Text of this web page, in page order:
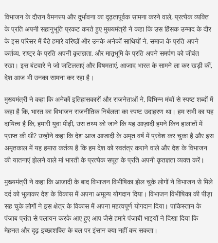
विभाजन के दौरान वैमनस्य और दुर्भावना का दृढ़तापूर्वक सामना करने वाले, प्रत्येक व्यक्ति
के प्रति अपनी सहानुभूति प्रकट करते हुए मुख्यमंत्री ने कहा कि उस हिंसक उन्माद के दौर
के इस परिसर में बैठे हमारे वरिष्ठों और उनके अनेकों साथियों ने, समाज के प्रति अपने
कर्तव्य, राष्ट्र के प्रति अपनी कृतज्ञता, और मातृभूमि के प्रति अपने समर्पण को जीवंत
रखा। इस बंटवारे ने जो जटिलताएं और विषमताएं, आजाद भारत के सामने ला कर खड़ी कीं,
देश आज भी उनका सामना कर रहा है।
मुख्यमंत्री ने कहा कि अनेकों इतिहासकारों और राजनेताओं ने, विभिन्न मंचों से स्पष्ट शब्दों में
कहा है कि, भारत का विभाजन राजनीतिक निर्बलता का स्पष्ट उदाहरण था। हम सभी का यह
दायित्व है कि, हमारी युवा पीढ़ी, उस तथ्य को जाने कि यह आज़ादी हमने किन हालातों में
प्राप्त की थी? उन्होंने कहा कि देश आज आजादी के अमृत वर्ष में प्रवेश कर चुका है और इस
अमृतकाल में यह हमारा कर्तव्य है कि हम देश को स्वतंत्र कराने वाले और देश के विभाजन
की यातनाएं झेलने वाले मां भारती के प्रत्येक सपूत के प्रति अपनी कृतज्ञता व्यक्त करें।
मुख्यमंत्री ने कहा कि आजादी के बाद विभाजन विभीषिका झेल चुके लोगों ने विभाजन से मिले
दर्द को भुलाकर देश के विकास में अपना अमूल्य योगदान दिया। विभाजन विभीषिका की पीड़ा
सह चुके लोगों ने इस क्षेत्र के विकास में अपना महत्वपूर्ण योगदान दिया। पाकिस्तान के
पंजाब प्रांत से पलायन करके आए हुए आप जैसे हमारे पंजाबी भाइयों ने दिखा दिया कि
मेहनत और दृढ़ इच्छाशक्ति के बल पर इंसान क्या नहीं कर सकता।